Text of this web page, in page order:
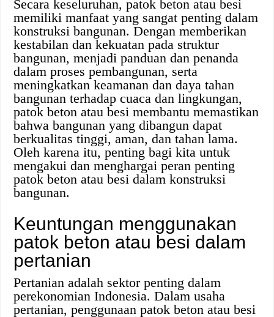
Secara keseluruhan, patok beton atau besi
memiliki manfaat yang sangat penting dalam
konstruksi bangunan. Dengan memberikan
kestabilan dan kekuatan pada struktur
bangunan, menjadi panduan dan penanda
dalam proses pembangunan, serta
meningkatkan keamanan dan daya tahan
bangunan terhadap cuaca dan lingkungan,
patok beton atau besi membantu memastikan
bahwa bangunan yang dibangun dapat
berkualitas tinggi, aman, dan tahan lama.
Oleh karena itu, penting bagi kita untuk
mengakui dan menghargai peran penting
patok beton atau besi dalam konstruksi
bangunan.
Keuntungan menggunakan
patok beton atau besi dalam
pertanian
Pertanian adalah sektor penting dalam
perekonomian Indonesia. Dalam usaha
pertanian, penggunaan patok beton atau besi